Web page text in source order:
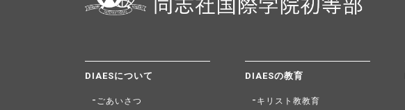
DIAESについて
ごあいさつ
DIAESの教育
キリスト教教育